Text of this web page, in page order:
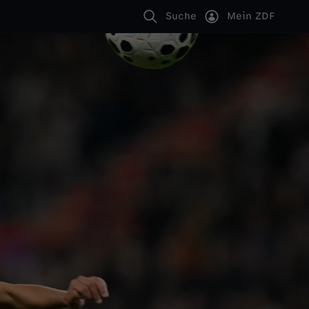
Suche Mein ZDF